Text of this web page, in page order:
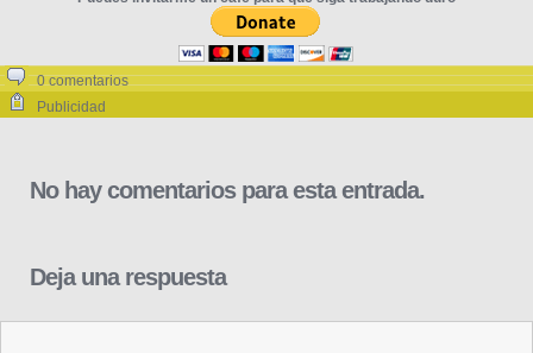
0 comentarios
Publicidad
No hay comentarios para esta entrada.
Deja una respuesta